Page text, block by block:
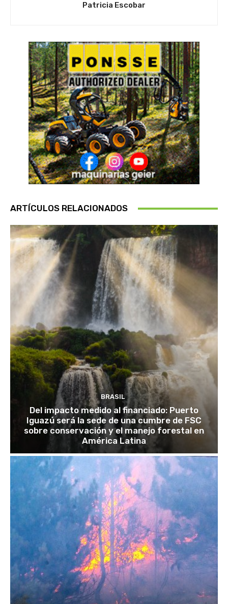
Patricia Escobar
ARTÍCULOS RELACIONADOS
BRASIL
Del impacto medido al financiado: Puerto
Iguazú será la sede de una cumbre de FSC
sobre conservación y el manejo forestal en
América Latina